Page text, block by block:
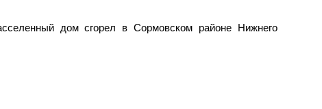
дом сгорел в Сормовском районе Нижнего